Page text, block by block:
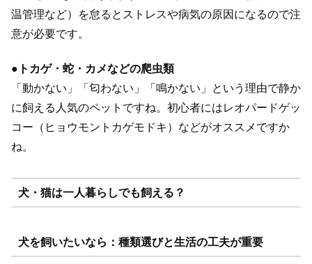
温管理など）を怠るとストレスや病気の原因になるので注
意が必要です。
● トカゲ・蛇・カメなどの爬虫類
「動かない」「匂わない」「鳴かない」という理由で静か
に飼える人気のペットですね。初心者にはレオパードゲッ
コー（ヒョウモントカゲモドキ）などがオススメですか
ね。
犬・猫は一人暮らしでも飼える？
犬を飼いたいなら：種類選びと生活の工夫が重要